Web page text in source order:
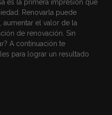
es la primera impresión que
Renovarla puede
aumentar el valor de la
de renovación. Sin
A continuación te
para lograr un resultado